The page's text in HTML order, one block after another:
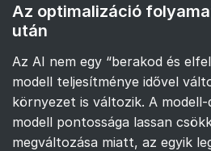
Az optimalizáció
után
Az AI nem egy “berakod és
modell teljesítménye idővel
környezet is változik. A
modell pontossága lassan
megváltozása miatt, az egyik